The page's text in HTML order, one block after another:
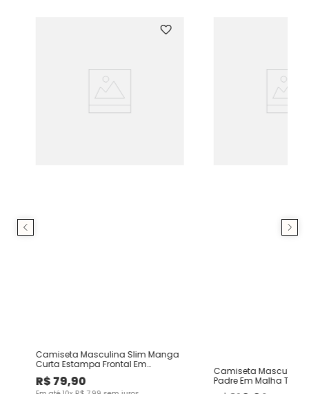
Camiseta Masculina Slim Manga
Curta Estampa Frontal Em
Algodão
R$79,90
Camiseta Masculina
Padre Em Malha